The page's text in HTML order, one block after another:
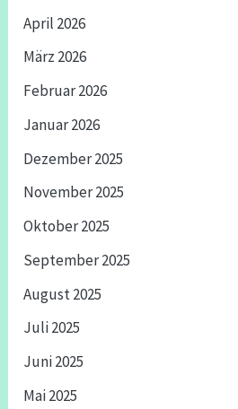
April 2026
März 2026
Februar 2026
Januar 2026
Dezember 2025
November 2025
Oktober 2025
September 2025
August 2025
Juli 2025
Juni 2025
Mai 2025